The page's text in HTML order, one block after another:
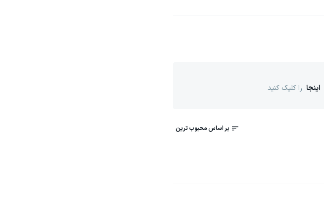
اینجا را کلیک کنید